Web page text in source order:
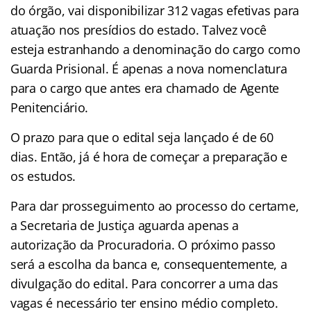
do órgão, vai disponibilizar 312 vagas efetivas para
atuação nos presídios do estado. Talvez você
esteja estranhando a denominação do cargo como
Guarda Prisional. É apenas a nova nomenclatura
para o cargo que antes era chamado de Agente
Penitenciário.
O prazo para que o edital seja lançado é de 60
dias. Então, já é hora de começar a preparação e
os estudos.
Para dar prosseguimento ao processo do certame,
a Secretaria de Justiça aguarda apenas a
autorização da Procuradoria. O próximo passo
será a escolha da banca e, consequentemente, a
divulgação do edital. Para concorrer a uma das
vagas é necessário ter ensino médio completo.